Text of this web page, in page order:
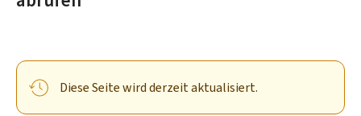
Diese Seite wird derzeit aktualisiert.